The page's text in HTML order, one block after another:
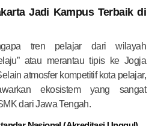
Jadi Kampus Terbaik di
tren pelajar dari wilayah
atau merantau tipis ke Jogja
atmosfer kompetitif kota pelajar,
ekosistem yang sangat
dari Jawa Tengah.